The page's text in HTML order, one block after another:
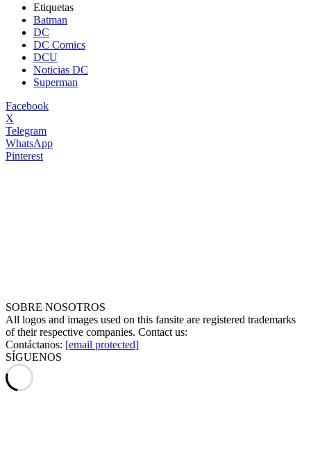
Etiquetas
Batman
DC
DC Comics
DCU
Noticias DC
Superman
Facebook
X
Telegram
WhatsApp
Pinterest
SOBRE NOSOTROS
All logos and images used on this fansite are registered trademarks
of their respective companies. Contact us:
Contáctanos: [email protected]
SÍGUENOS